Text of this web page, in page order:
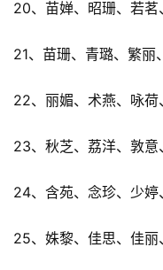
20、苗婵、昭珊、若
21、苗珊、青璐、繁丽
22、丽媚、术燕、咏荷
23、秋芝、荔洋、敦
24、含苑、念珍、少
25、姝黎、佳思、佳